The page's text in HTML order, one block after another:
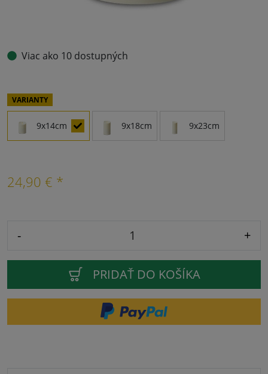
Viac ako 10 dostupných
VARIANTY
9x14cm 9x18cm 9x23cm
24,90 € *
- +
PRIDAŤ DO KOŠÍKA